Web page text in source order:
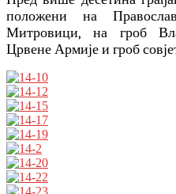
положени на
Митровици, на гроб
Црвене Армије и гроб